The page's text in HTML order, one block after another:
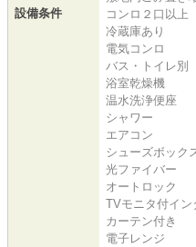
設備条件
コンロ２口以上
冷蔵庫あり
電気コンロ
バス・トイレ別
浴室乾燥機
温水洗浄便座
シャワー
エアコン
シューズボック
光ファイバー
オートロック
TVモニタ付イン
カーテン付き
電子レンジ